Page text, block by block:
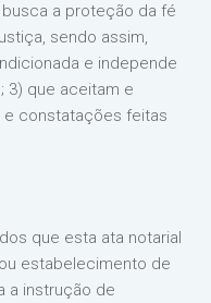
a proteção da fé
sendo assim,
e independe
3) que aceitam e
constatações feitas
que esta ata notarial
estabelecimento de
a instrução de